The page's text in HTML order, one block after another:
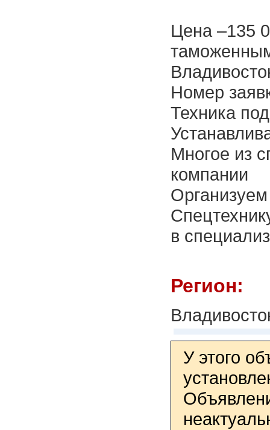
Цена –135
Номер
Техника
Многое из
компании
в
Регион:
У этого